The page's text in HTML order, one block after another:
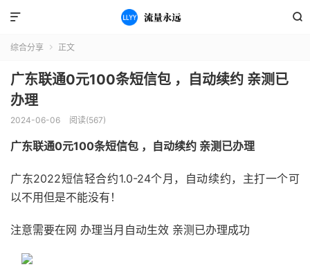


综合分享  正文
广东联通0元100条短信包 ，自动续约 亲测已
办理
2024-06-06 阅读(567)
广东联通0元100条短信包 ，自动续约 亲测已办理
广东2022短信轻合约1.0-24个月，自动续约，主打一个可
以不用但是不能没有！
注意需要在网 办理当月自动生效 亲测已办理成功